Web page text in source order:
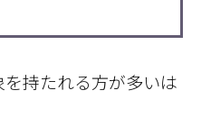
持たれる方が多いは